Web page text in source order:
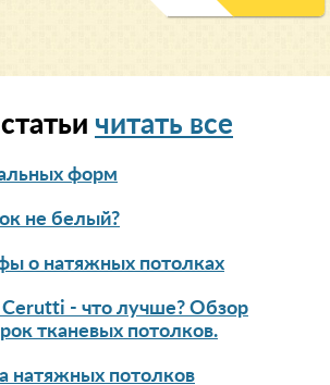
читать все
форм
не белый?
о натяжных потолках
Cerutti - что лучше? Обзор
тканевых потолков.
натяжных потолков